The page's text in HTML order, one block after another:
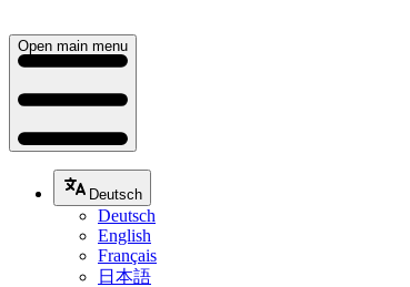
Open main menu
Deutsch
Deutsch
English
Français
日本語